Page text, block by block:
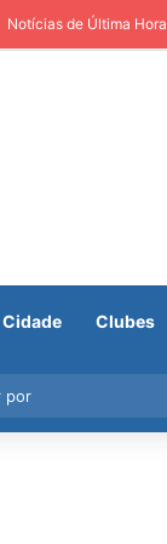
Notícias de Última Hora
Cidade Clubes